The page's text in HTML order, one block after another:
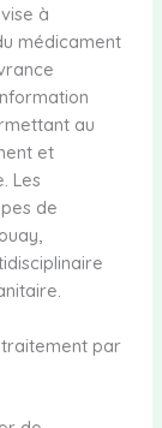
à
médicament
au
et
Les
de
traitement par